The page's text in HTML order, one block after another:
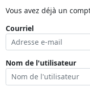
Vous avez déjà un
Courriel
Nom de l'utilisateur